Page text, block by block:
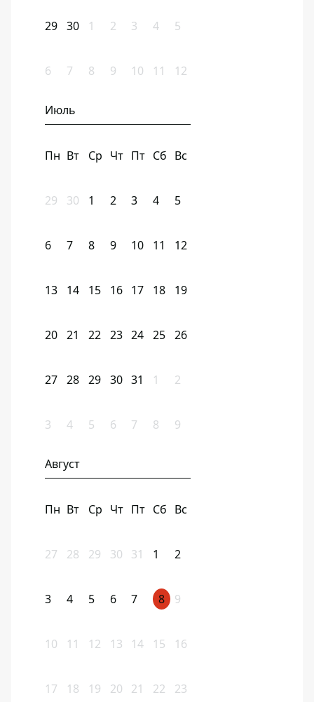
29 30 1 2 3 4 5
6 7 8 9 10 11 12
Июль
Пн Вт Ср Чт Пт Сб Вс
29 30 1 2 3 4 5
6 7 8 9 10 11 12
13 14 15 16 17 18 19
20 21 22 23 24 25 26
27 28 29 30 31 1 2
3 4 5 6 7 8 9
Август
Пн Вт Ср Чт Пт Сб Вс
27 28 29 30 31 1 2
3 4 5 6 7 8 9
10 11 12 13 14 15 16
17 18 19 20 21 22 23